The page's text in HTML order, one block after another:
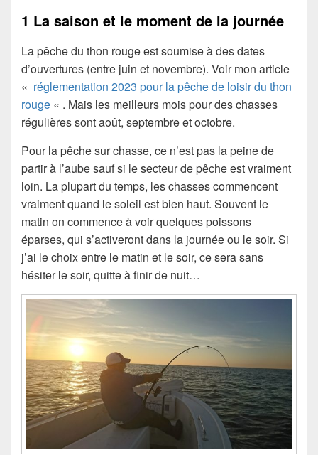
1 La saison et le moment de la journée
La pêche du thon rouge est soumise à des dates
d’ouvertures (entre juin et novembre). Voir mon article
« réglementation 2023 pour la pêche de loisir du thon
rouge « . Mais les meilleurs mois pour des chasses
régulières sont août, septembre et octobre.
Pour la pêche sur chasse, ce n’est pas la peine de
partir à l’aube sauf si le secteur de pêche est vraiment
loin. La plupart du temps, les chasses commencent
vraiment quand le soleil est bien haut. Souvent le
matin on commence à voir quelques poissons
éparses, qui s’activeront dans la journée ou le soir. Si
j’ai le choix entre le matin et le soir, ce sera sans
hésiter le soir, quitte à finir de nuit…